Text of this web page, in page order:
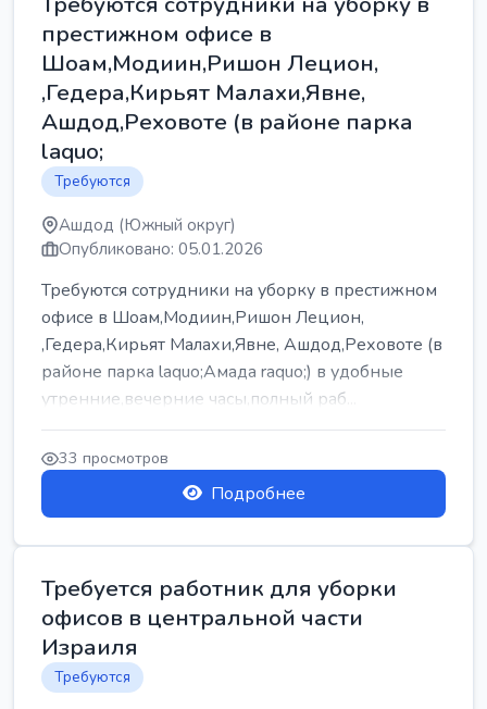
престижном офисе в
Шоам,Модиин,Ришон Лецион,
,Гедера,Кирьят Малахи,Явне,
Ашдод,Реховоте (в районе парка
laquo;
Требуются
Ашдод (Южный округ)
Опубликовано: 05.01.2026
Требуются сотрудники на уборку в престижном
офисе в Шоам,Модиин,Ришон Лецион,
,Гедера,Кирьят Малахи,Явне, Ашдод,Реховоте (в
районе парка laquo;Амада raquo;) в удобные
утренние,вечерние часы,полный раб...
33 просмотров
Подробнее
Требуется работник для уборки
офисов в центральной части
Израиля
Требуются